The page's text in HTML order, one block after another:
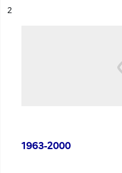
n°
2
1963-2000